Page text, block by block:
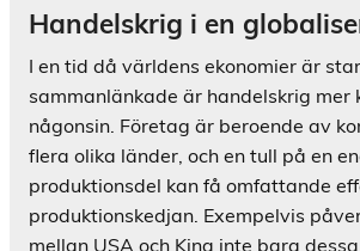
Handelskrig i en
I en tid då världens ekonomier är
sammanlänkade är handelskrig mer
någonsin. Företag är beroende av
flera olika länder, och en tull på en
produktionsdel kan få omfattande
produktionskedjan. Exempelvis
mellan USA och Kina inte bara